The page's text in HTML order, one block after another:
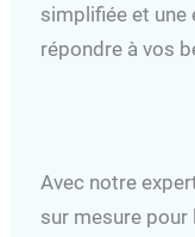
simplifiée et
répondre à vos
Avec notre
sur mesure pour